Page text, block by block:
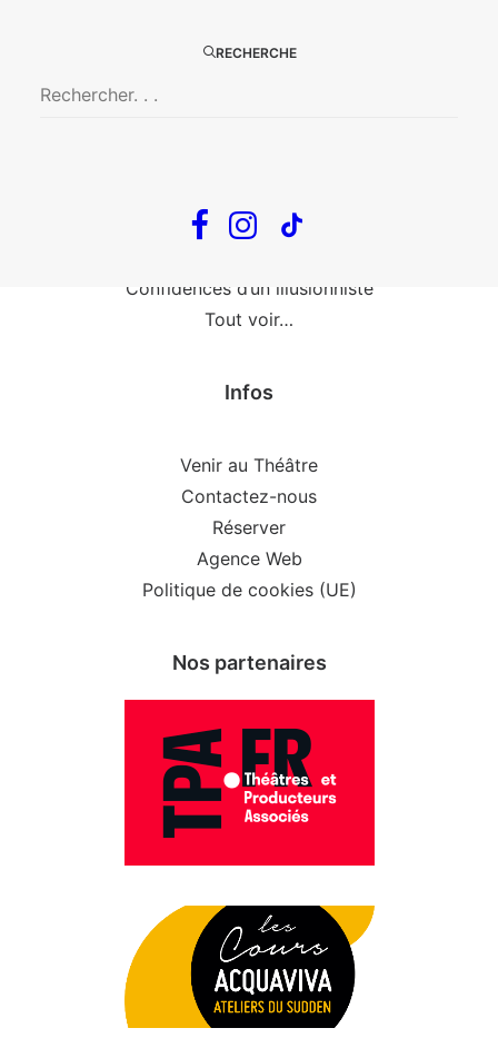
RECHERCHE
Fin, fin et fin
The Loop
Confidences d’un illusionniste
Tout voir…
Infos
Venir au Théâtre
Contactez-nous
Réserver
Agence Web
Politique de cookies (UE)
Nos partenaires